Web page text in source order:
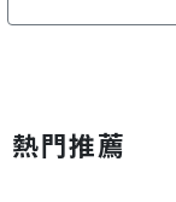
熱門推薦